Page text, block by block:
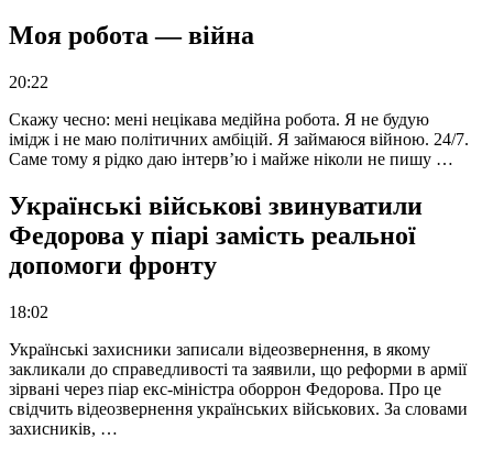
Моя робота — війна
20:22
Скажу чесно: мені нецікава медійна робота. Я не будую
імідж і не маю політичних амбіцій. Я займаюся війною. 24/7.
Саме тому я рідко даю інтерв’ю і майже ніколи не пишу …
Українські військові звинуватили
Федорова у піарі замість реальної
допомоги фронту
18:02
Українські захисники записали відеозвернення, в якому
закликали до справедливості та заявили, що реформи в армії
зірвані через піар екс-міністра оборрон Федорова. Про це
свідчить відеозвернення українських військових. За словами
захисників, …